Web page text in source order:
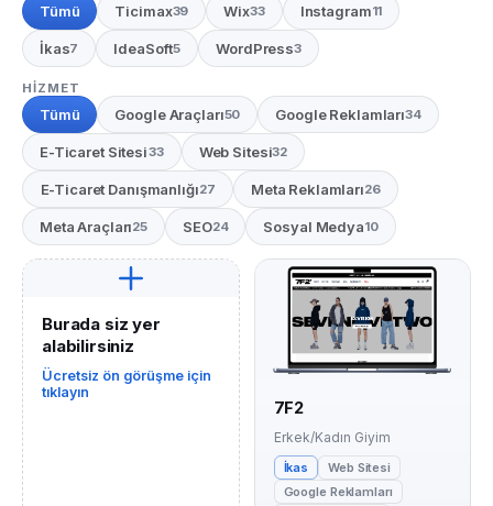
Tümü Ticimax39 Wix33 Instagram11
İkas7 IdeaSoft5 WordPress3
HIZMET
Tümü Google Araçları50 Google Reklamları34
E-Ticaret Sitesi33 Web Sitesi32
E-Ticaret Danışmanlığı27 Meta Reklamları26
Meta Araçları25 SEO24 Sosyal Medya10
Burada siz yer
alabilirsiniz
Ücretsiz ön görüşme için
tıklayın
7F2
Erkek/Kadın Giyim
İkas
Web Sitesi
Google Reklamları